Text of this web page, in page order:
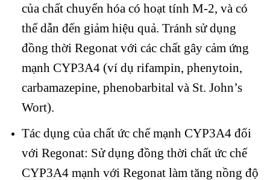
của chất chuyển hóa có hoạt tính M-2, và có
thể dẫn đến giảm hiệu quả. Tránh sử dụng
đồng thời Regonat với các chất gây cảm ứng
mạnh CYP3A4 (ví dụ rifampin, phenytoin,
carbamazepine, phenobarbital và St. John’s
Wort).
Tác dụng của chất ức chế mạnh CYP3A4 đối
với Regonat: Sử dụng đồng thời chất ức chế
CYP3A4 mạnh với Regonat làm tăng nồng độ